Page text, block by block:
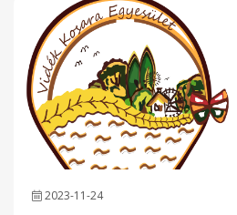
2023-11-24